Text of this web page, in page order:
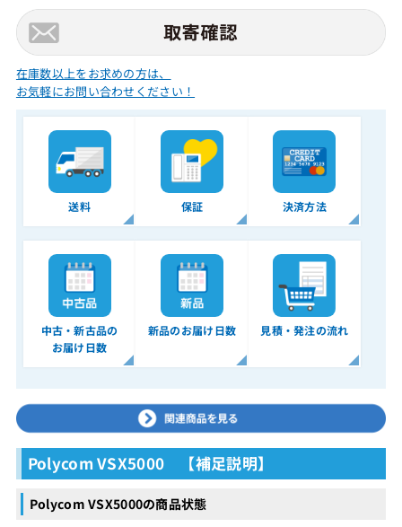
在庫数以上をお求めの方は、
お気軽にお問い合わせください！
送料 保証 決済方法
中古・新古品の
お届け日数
新品のお届け日数 見積・発注の流れ
Polycom VSX5000 【補足説明】
Polycom VSX5000の商品状態